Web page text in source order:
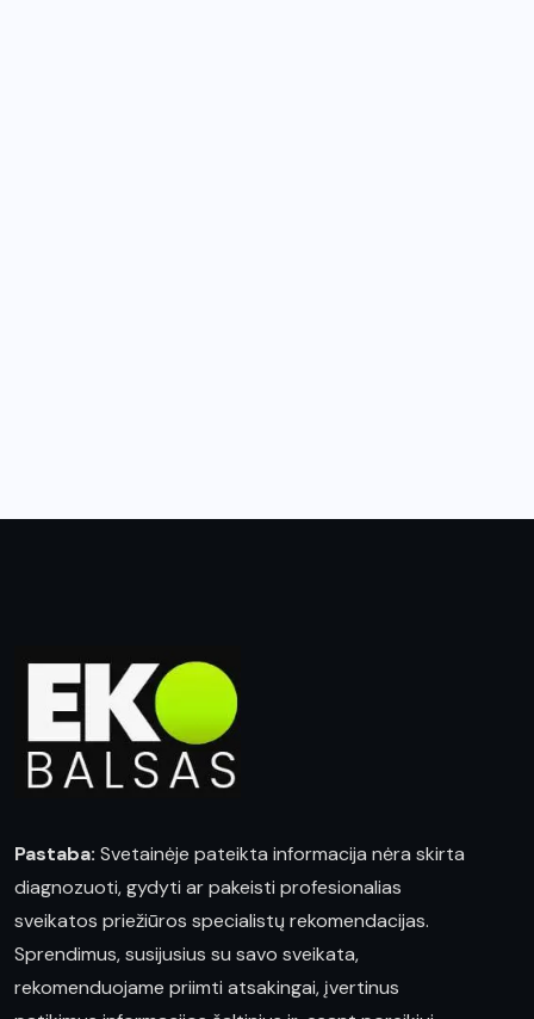
Pastaba: Svetainėje pateikta informacija nėra skirta
diagnozuoti, gydyti ar pakeisti profesionalias
sveikatos priežiūros specialistų rekomendacijas.
Sprendimus, susijusius su savo sveikata,
rekomenduojame priimti atsakingai, įvertinus